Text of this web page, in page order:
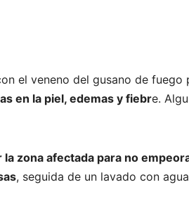
el veneno del gusano de fuego
en la piel, edemas y fiebre.
zona afectada para no
, seguida de un lavado con